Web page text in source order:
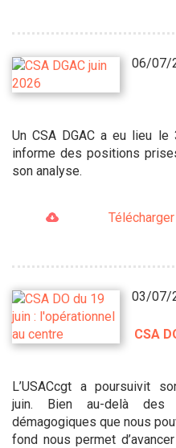
06/07/
Un CSA DGAC a eu lieu le
informe des positions
son analyse.
03/07/
CSA
L’USACcgt a poursuivit
juin. Bien au-delà
démagogiques que nous
fond nous permet